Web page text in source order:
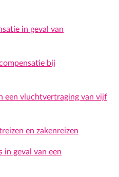
in geval van
bij
een vluchtvertraging van vijf
en zakenreizen
in geval van een